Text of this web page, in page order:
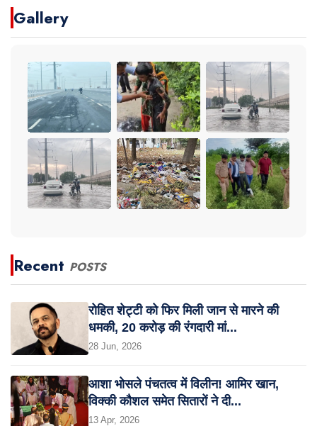
Gallery
Recent POSTS
रोहित शेट्टी को फिर मिली जान से मारने की
धमकी, 20 करोड़ की रंगदारी मां...
28 Jun, 2026
आशा भोसले पंचतत्व में विलीन! आमिर खान,
विक्की कौशल समेत सितारों ने दी...
13 Apr, 2026